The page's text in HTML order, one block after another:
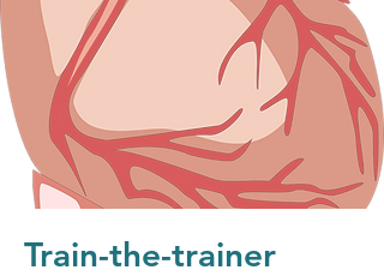
Train-the-trainer